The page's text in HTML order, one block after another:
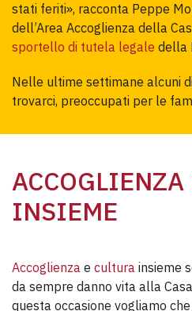
stati feriti», racconta Peppe
dell’Area Accoglienza della
sportello di tutela legale della
Nelle ultime settimane alcuni
trovarci, preoccupati per le
ACCOGLIENZA
INSIEME
Accoglienza e cultura insieme
da sempre danno vita alla
questa occasione vogliamo